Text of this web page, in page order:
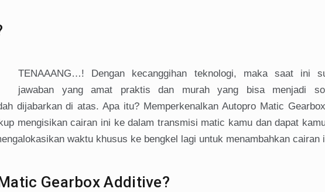
TENAAANG…! Dengan kecanggihan teknologi, maka saat ini
jawaban yang amat praktis dan murah yang bisa menjadi
dijabarkan di atas. Apa itu? Memperkenalkan Autopro Matic
mengisikan cairan ini ke dalam transmisi matic kamu dan dapat
waktu khusus ke bengkel lagi untuk menambahkan cairan
Gearbox Additive?